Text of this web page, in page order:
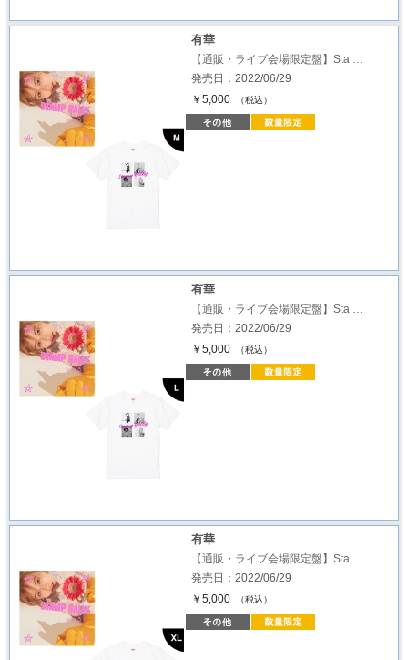
有華
【通販・ライブ会場限定盤】Sta …
発売日：2022/06/29
￥5,000
（税込）
有華
【通販・ライブ会場限定盤】Sta …
発売日：2022/06/29
￥5,000
（税込）
有華
【通販・ライブ会場限定盤】Sta …
発売日：2022/06/29
￥5,000
（税込）